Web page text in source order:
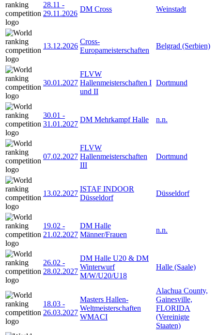
28.11 -
29.11.2026
DM Cross Weinstadt
13.12.2026
Cross-
Europameisterschaften
Belgrad (Serbien)
30.01.2027
FLVW
Hallenmeisterschaften I
und II
Dortmund
30.01 -
31.01.2027
DM Mehrkampf Halle n.n.
07.02.2027
FLVW
Hallenmeisterschaften
III
Dortmund
13.02.2027
ISTAF INDOOR
Düsseldorf
Düsseldorf
19.02 -
21.02.2027
DM Halle
Männer/Frauen
n.n.
26.02 -
28.02.2027
DM Halle U20 & DM
Winterwurf
M/W/U20/U18
Halle (Saale)
18.03 -
26.03.2027
Masters Hallen-
Weltmeisterschaften
WMACI
Alachua County,
Gainesville,
FLORIDA
(Vereinigte
Staaten)